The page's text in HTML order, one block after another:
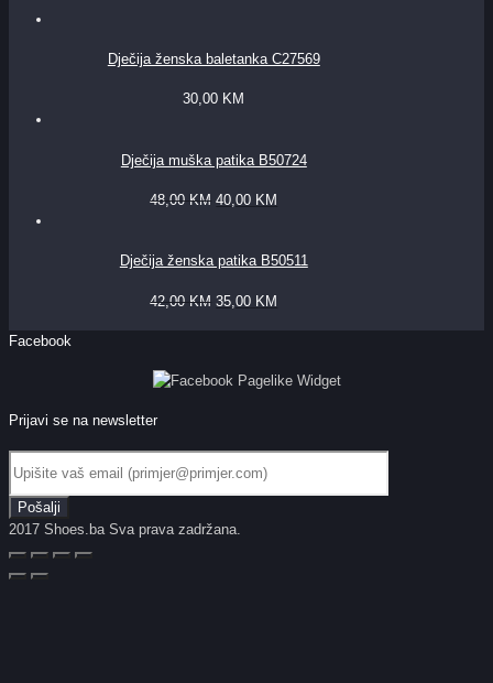
Dječija ženska baletanka C27569
30,00 KM
Dječija muška patika B50724
48,00 KM 40,00 KM
Dječija ženska patika B50511
42,00 KM 35,00 KM
Facebook
Prijavi se na newsletter
2017 Shoes.ba Sva prava zadržana.